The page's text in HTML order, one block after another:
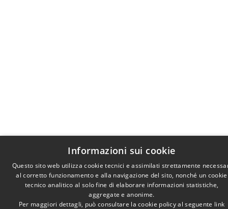
Informazioni sui cookie
Questo sito web utilizza cookie tecnici e assimilati strettamente
al corretto funzionamento e alla navigazione del sito, nonché un cookie
tecnico analitico al solo fine di elaborare informazioni statistiche,
aggregate e anonime.
Per maggiori dettagli, può consultare la cookie policy al seguente link